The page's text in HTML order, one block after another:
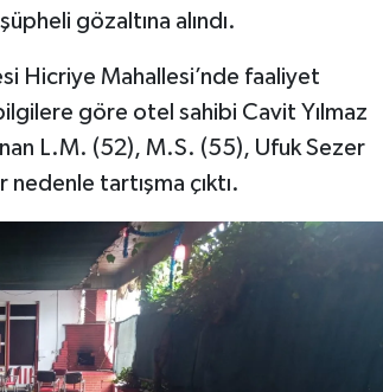
gözaltına alındı.
Hicriye Mahallesi’nde faaliyet
göre otel sahibi Cavit Yılmaz
L.M. (52), M.S. (55), Ufuk Sezer
tartışma çıktı.